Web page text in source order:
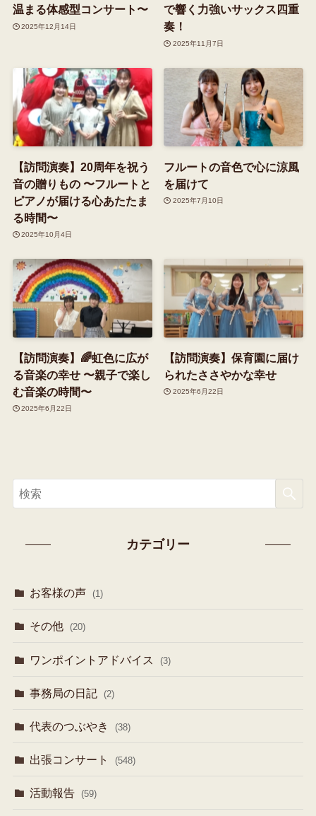
温まる体感型コンサート〜
2025年12月14日
で響く力強いサックス四重
奏！
2025年11月7日
【訪問演奏】20周年を祝う
音の贈りもの 〜フルートと
ピアノが届ける心あたたま
る時間〜
2025年10月4日
フルートの音色で心に涼風
を届けて
2025年7月10日
【訪問演奏】🌈虹色に広が
る音楽の幸せ 〜親子で楽し
む音楽の時間〜
2025年6月22日
【訪問演奏】保育園に届け
られたささやかな幸せ
2025年6月22日
カテゴリー
お客様の声 (1)
その他 (20)
ワンポイントアドバイス (3)
事務局の日記 (2)
代表のつぶやき (38)
出張コンサート (548)
活動報告 (59)